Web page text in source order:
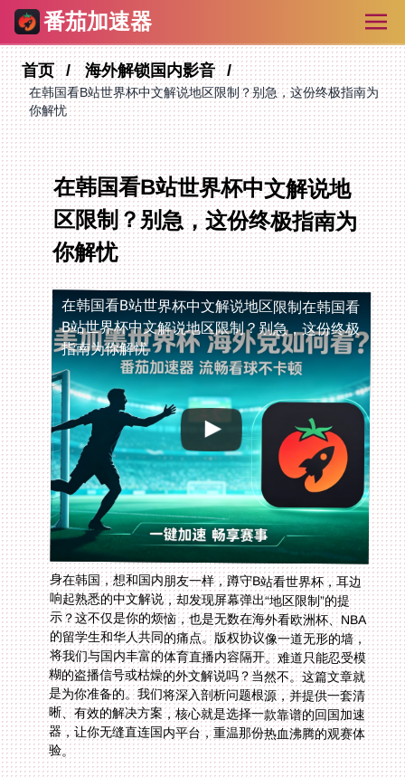
番茄加速器
首页 海外解锁国内影音
在韩国看B站世界杯中文解说地区限制？别急，这份终极指南为
你解忧
在韩国看B站世界杯中文解说地
区限制？别急，这份终极指南为
你解忧
在韩国看B站世界杯中文解说地区限制在韩国看
B站世界杯中文解说地区限制？别急，这份终极
指南为你解忧
身在韩国，想和国内朋友一样，蹲守B站看世界杯，耳边
响起熟悉的中文解说，却发现屏幕弹出“地区限制”的提
示？这不仅是你的烦恼，也是无数在海外看欧洲杯、NBA
的留学生和华人共同的痛点。版权协议像一道无形的墙，
将我们与国内丰富的体育直播内容隔开。难道只能忍受模
糊的盗播信号或枯燥的外文解说吗？当然不。这篇文章就
是为你准备的。我们将深入剖析问题根源，并提供一套清
晰、有效的解决方案，核心就是选择一款靠谱的回国加速
器，让你无缝直连国内平台，重温那份热血沸腾的观赛体
验。